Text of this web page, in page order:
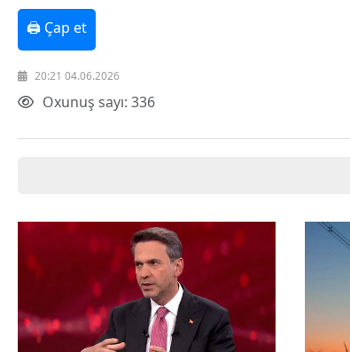
🖨 Çap et
20:21 04.06.2026
Oxunuş sayı: 336